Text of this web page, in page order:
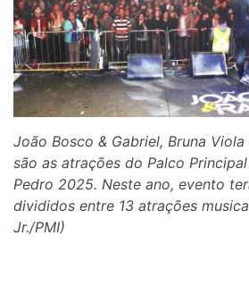
João Bosco & Gabriel, Bruna Viola
são as atrações do Palco
Pedro 2025. Neste ano, evento
divididos entre 13 atrações
Jr./PMI)